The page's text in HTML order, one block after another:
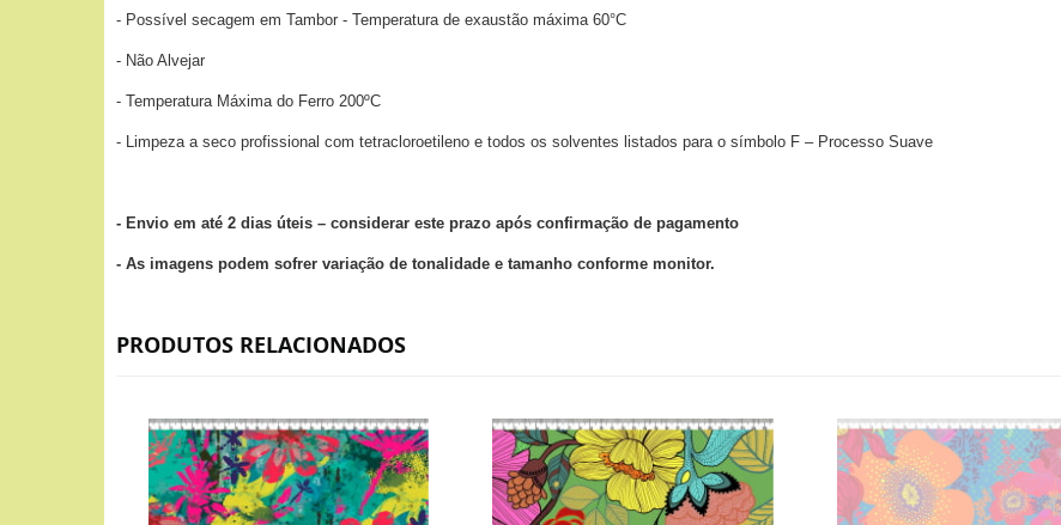
- Possível secagem em Tambor - Temperatura de exaustão máxima 60°C
- Não Alvejar
- Temperatura Máxima do Ferro 200ºC
- Limpeza a seco profissional com tetracloroetileno e todos os solventes listados para o símbolo F – Processo Suave
- Envio em até 2 dias úteis – considerar este prazo após confirmação de pagamento
- As imagens podem sofrer variação de tonalidade e tamanho conforme monitor.
PRODUTOS RELACIONADOS